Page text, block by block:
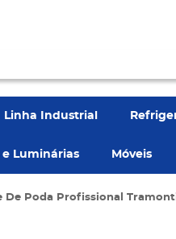
Linha Industrial
e Luminárias Móveis
De Poda Profissional